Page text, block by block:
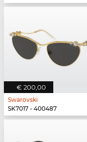
€ 200,00
Swarovski
SK7017 - 400487